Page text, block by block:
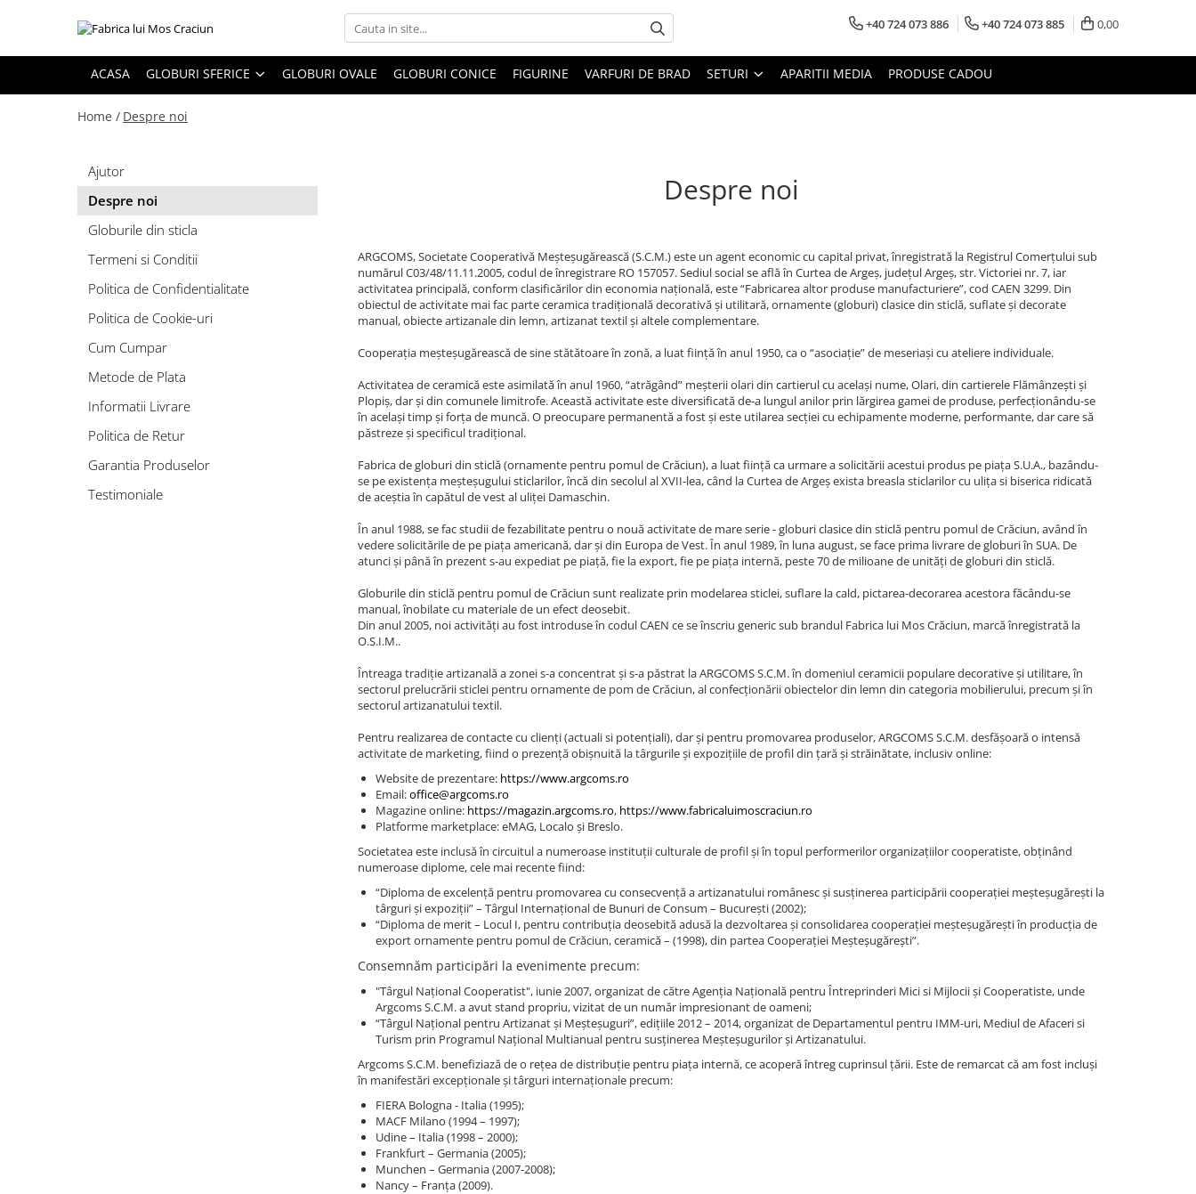
Globuri sferice
Ø120
Seturi
Sferice
+40 724 073 886 +40 724 073 885 0,00
ACASA GLOBURI SFERICE GLOBURI OVALE GLOBURI CONICE FIGURINE VARFURI DE BRAD SETURI APARITII MEDIA PRODUSE CADOU
Home / Despre noi
Despre noi
ARGCOMS, Societate Cooperativă Meșteșugărească (S.C.M.) este un agent economic cu capital privat, înregistrată la Registrul Comerțului sub
numărul C03/48/11.11.2005, codul de înregistrare RO 157057. Sediul social se află în Curtea de Argeș, județul Argeș, str. Victoriei nr. 7, iar
activitatea principală, conform clasificărilor din economia națională, este “Fabricarea altor produse manufacturiere”, cod CAEN 3299. Din
obiectul de activitate mai fac parte ceramica tradițională decorativă și utilitară, ornamente (globuri) clasice din sticlă, suflate și decorate
manual, obiecte artizanale din lemn, artizanat textil și altele complementare.
Cooperația meșteșugărească de sine stătătoare în zonă, a luat ființă în anul 1950, ca o “asociație” de meseriași cu ateliere individuale.
Activitatea de ceramică este asimilată în anul 1960, “atrăgând” meșterii olari din cartierul cu același nume, Olari, din cartierele Flămânzești și
Plopiș, dar și din comunele limitrofe. Această activitate este diversificată de-a lungul anilor prin lărgirea gamei de produse, perfecționându-se
în același timp și forța de muncă. O preocupare permanentă a fost și este utilarea secției cu echipamente moderne, performante, dar care să
păstreze și specificul tradițional.
Fabrica de globuri din sticlă (ornamente pentru pomul de Crăciun), a luat ființă ca urmare a solicitării acestui produs pe piața S.U.A., bazându-
se pe existența meșteșugului sticlarilor, încă din secolul al XVII-lea, când la Curtea de Argeș exista breasla sticlarilor cu ulița si biserica ridicată
de aceștia în capătul de vest al uliței Damaschin.
În anul 1988, se fac studii de fezabilitate pentru o nouă activitate de mare serie - globuri clasice din sticlă pentru pomul de Crăciun, având în
vedere solicitările de pe piața americană, dar și din Europa de Vest. În anul 1989, în luna august, se face prima livrare de globuri în SUA. De
atunci și până în prezent s-au expediat pe piață, fie la export, fie pe piața internă, peste 70 de milioane de unități de globuri din sticlă.
Globurile din sticlă pentru pomul de Crăciun sunt realizate prin modelarea sticlei, suflare la cald, pictarea-decorarea acestora făcându-se
manual, înobilate cu materiale de un efect deosebit.
Din anul 2005, noi activități au fost introduse în codul CAEN ce se înscriu generic sub brandul Fabrica lui Mos Crăciun, marcă înregistrată la
O.S.I.M..
Întreaga tradiție artizanală a zonei s-a concentrat și s-a păstrat la ARGCOMS S.C.M. în domeniul ceramicii populare decorative și utilitare, în
sectorul prelucrării sticlei pentru ornamente de pom de Crăciun, al confecționării obiectelor din lemn din categoria mobilierului, precum și în
sectorul artizanatului textil.
Pentru realizarea de contacte cu clienți (actuali si potențiali), dar și pentru promovarea produselor, ARGCOMS S.C.M. desfășoară o intensă
activitate de marketing, fiind o prezență obișnuită la târgurile și expozițiile de profil din țară și străinătate, inclusiv online:
Website de prezentare: https://www.argcoms.ro
Email:office@argcoms.ro
Magazine online: https://magazin.argcoms.ro, https://www.fabricaluimoscraciun.ro
Platforme marketplace: eMAG, Localo și Breslo.
Societatea este inclusă în circuitul a numeroase instituții culturale de profil și în topul performerilor organizațiilor cooperatiste, obținând
numeroase diplome, cele mai recente fiind:
“Diploma de excelență pentru promovarea cu consecvență a artizanatului românesc și susținerea participării cooperației meșteșugărești la
târguri și expoziții” – Târgul Internațional de Bunuri de Consum – București (2002);
“Diploma de merit – Locul I, pentru contribuția deosebită adusă la dezvoltarea și consolidarea cooperației meșteșugărești în producția de
export ornamente pentru pomul de Crăciun, ceramică – (1998), din partea Cooperației Meșteșugărești”.
Consemnăm participări la evenimente precum:
"Târgul Național Cooperatist", iunie 2007, organizat de către Agenția Națională pentru Întreprinderi Mici si Mijlocii și Cooperatiste, unde
Argcoms S.C.M. a avut stand propriu, vizitat de un număr impresionant de oameni;
“Târgul Național pentru Artizanat și Meșteșuguri”, edițiile 2012 – 2014, organizat de Departamentul pentru IMM-uri, Mediul de Afaceri si
Turism prin Programul Național Multianual pentru susținerea Meșteșugurilor și Artizanatului.
Argcoms S.C.M. benefiziază de o rețea de distribuție pentru piața internă, ce acoperă întreg cuprinsul țării. Este de remarcat că am fost incluși
în manifestări excepționale și târguri internaționale precum:
FIERA Bologna - Italia (1995);
MACF Milano (1994 – 1997);
Udine – Italia (1998 – 2000);
Frankfurt – Germania (2005);
Munchen – Germania (2007-2008);
Nancy – Franța (2009).
Ajutor
Despre noi
Globurile din sticla
Termeni si Conditii
Politica de Confidentialitate
Politica de Cookie-uri
Cum Cumpar
Metode de Plata
Informatii Livrare
Politica de Retur
Garantia Produselor
Testimoniale